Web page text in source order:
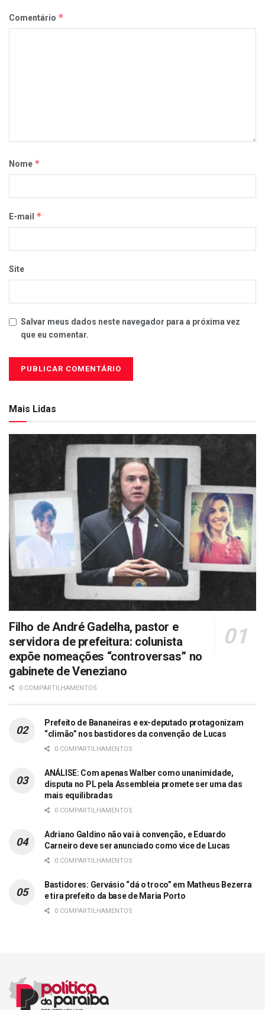
Comentário *
Nome *
E-mail *
Site
Salvar meus dados neste navegador para a próxima vez
que eu comentar.
Mais Lidas
Filho de André Gadelha, pastor e
servidora de prefeitura: colunista
expõe nomeações “controversas” no
gabinete de Veneziano
0 COMPARTILHAMENTOS
Prefeito de Bananeiras e ex-deputado protagonizam
“climão” nos bastidores da convenção de Lucas
0 COMPARTILHAMENTOS
ANÁLISE: Com apenas Walber como unanimidade,
disputa no PL pela Assembleia promete ser uma das
mais equilibradas
0 COMPARTILHAMENTOS
Adriano Galdino não vai à convenção, e Eduardo
Carneiro deve ser anunciado como vice de Lucas
0 COMPARTILHAMENTOS
Bastidores: Gervásio “dá o troco” em Matheus Bezerra
e tira prefeito da base de Maria Porto
0 COMPARTILHAMENTOS